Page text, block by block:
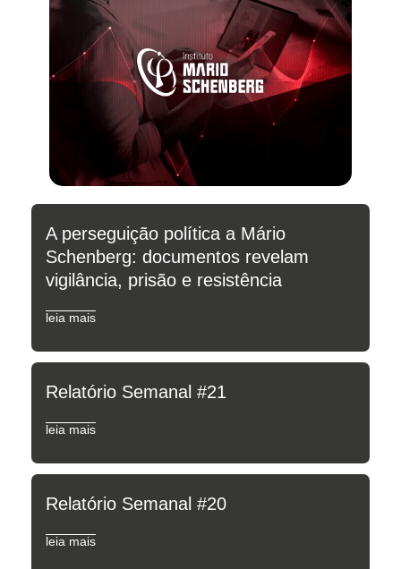
A perseguição política a Mário
Schenberg: documentos revelam
vigilância, prisão e resistência
leia mais
Relatório Semanal #21
leia mais
Relatório Semanal #20
leia mais